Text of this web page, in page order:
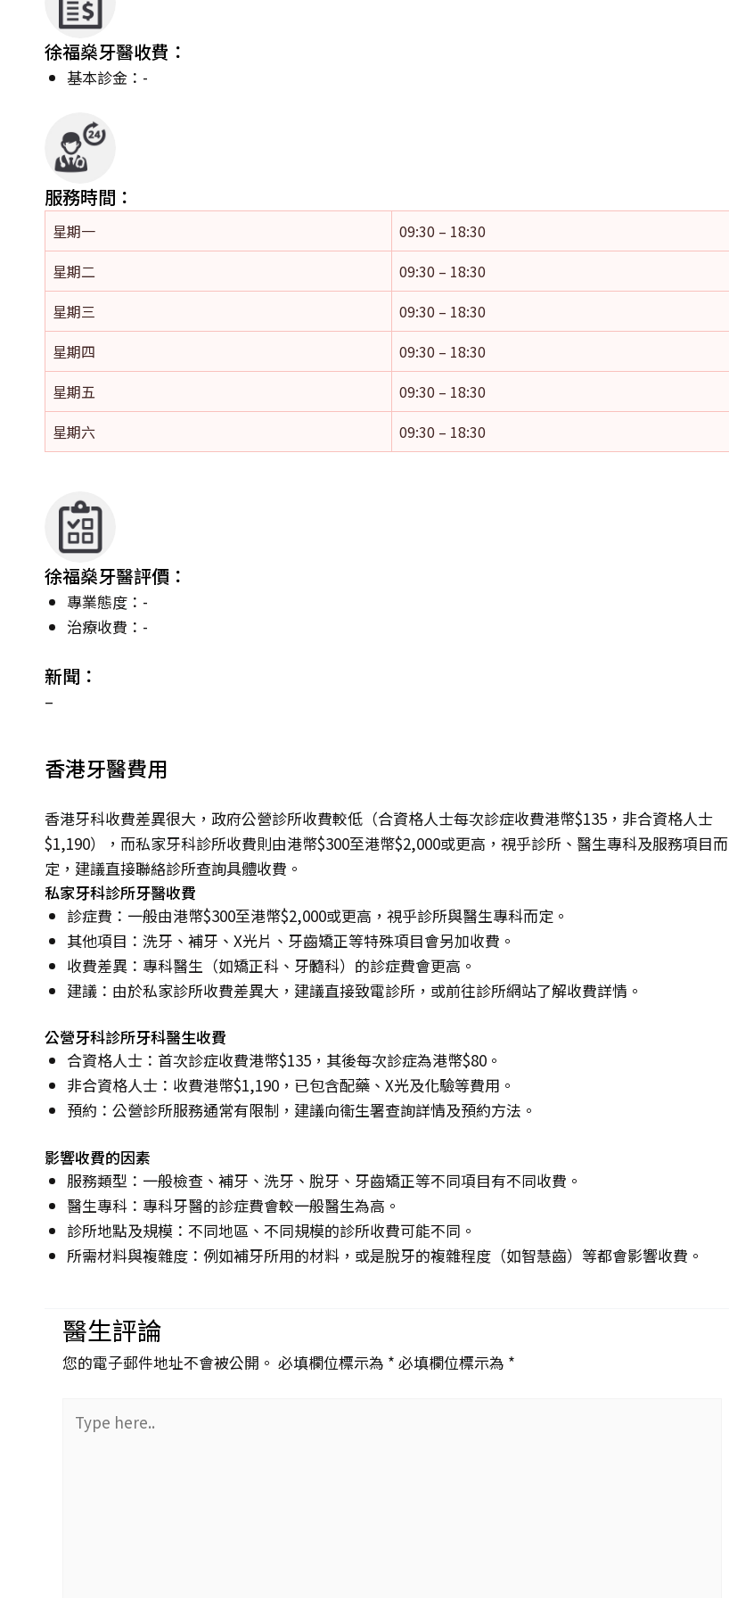
徐福燊牙醫收費：
基本診金：-
服務時間：
星期一
09:30 – 18:30
星期二
09:30 – 18:30
星期三
09:30 – 18:30
星期四
09:30 – 18:30
星期五
09:30 – 18:30
星期六
09:30 – 18:30
徐福燊牙醫評價：
專業態度：-
治療收費：-
新聞：
–
香港牙醫費用
香港牙科收費差異很大，政府公營診所收費較低（合資格人士每次診症收費港幣$135，非合資格人士
$1,190），而私家牙科診所收費則由港幣$300至港幣$2,000或更高，視乎診所、醫生專科及服務項目而
定，建議直接聯絡診所查詢具體收費。
私家牙科診所牙醫收費
診症費：一般由港幣$300至港幣$2,000或更高，視乎診所與醫生專科而定。
其他項目：洗牙、補牙、X光片、牙齒矯正等特殊項目會另加收費。
收費差異：專科醫生（如矯正科、牙髓科）的診症費會更高。
建議：由於私家診所收費差異大，建議直接致電診所，或前往診所網站了解收費詳情。
公營牙科診所牙科醫生收費
合資格人士：首次診症收費港幣$135，其後每次診症為港幣$80。
非合資格人士：收費港幣$1,190，已包含配藥、X光及化驗等費用。
預約：公營診所服務通常有限制，建議向衞生署查詢詳情及預約方法。
影響收費的因素
服務類型：一般檢查、補牙、洗牙、脫牙、牙齒矯正等不同項目有不同收費。
醫生專科：專科牙醫的診症費會較一般醫生為高。
診所地點及規模：不同地區、不同規模的診所收費可能不同。
所需材料與複雜度：例如補牙所用的材料，或是脫牙的複雜程度（如智慧齒）等都會影響收費。
醫生評論
您的電子郵件地址不會被公開。 必填欄位標示為 * 必填欄位標示為 *
here..